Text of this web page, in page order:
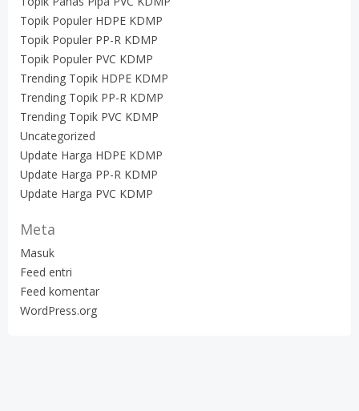
Topik Populer HDPE KDMP
Topik Populer PP-R KDMP
Topik Populer PVC KDMP
Trending Topik HDPE KDMP
Trending Topik PP-R KDMP
Trending Topik PVC KDMP
Uncategorized
Update Harga HDPE KDMP
Update Harga PP-R KDMP
Update Harga PVC KDMP
Meta
Masuk
Feed entri
Feed komentar
WordPress.org